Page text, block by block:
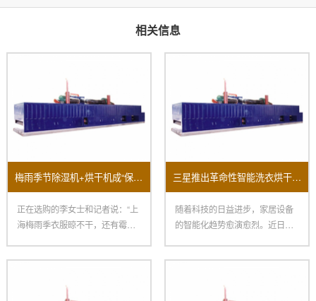
相关信息
梅雨季节除湿机+烘干机成“保命组合”销量大面积上涨！
正在选购的李女士和记者说：“上
海梅雨季衣服晾不干，还有霉
三星推出革命性智能洗衣烘干机全方面提升用户家居体验
随着科技的日益进步，家居设备
的智能化趋势愈演愈烈。近日，